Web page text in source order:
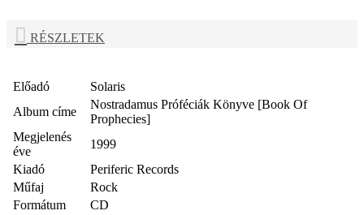
RÉSZLETEK
Előadó
Solaris
Album címe
Nostradamus Próféciák Könyve [Book Of
Prophecies]
Megjelenés
éve
1999
Kiadó
Periferic Records
Műfaj
Rock
Formátum
CD